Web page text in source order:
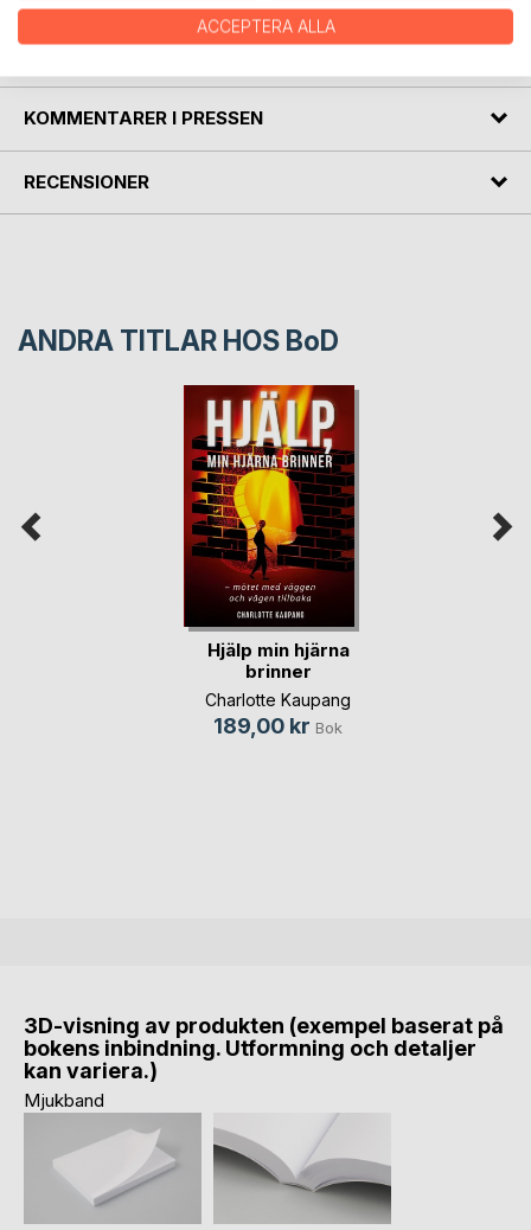
KOMMENTARER I PRESSEN
RECENSIONER
ANDRA TITLAR HOS BoD
Hjälp min hjärna
brinner
Charlotte Kaupang
189,00 kr Bok
3D-visning av produkten (exempel baserat på
bokens inbindning. Utformning och detaljer
kan variera.)
Mjukband
ACCEPTERA ALLA